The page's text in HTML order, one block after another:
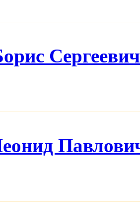
Сергеевич